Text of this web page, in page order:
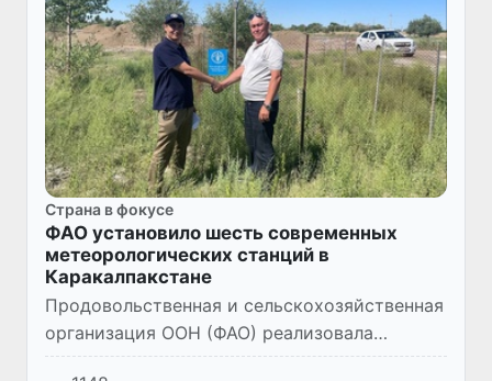
Страна в фокусе
ФАО установило шесть современных
метеорологических станций в
Каракалпакстане
Продовольственная и сельскохозяйственная
организация ООН (ФАО) реализовала
очередную значимую инициативу в регионе